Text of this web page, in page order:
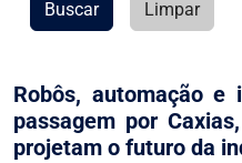
Robôs, automação
passagem por
projetam o futuro da
Buscar Limpar